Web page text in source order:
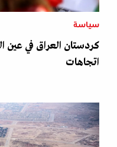
سياسة
كردستان العراق في عين
اتجاهات